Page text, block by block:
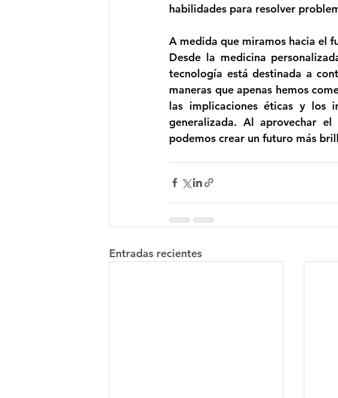
habilidades para resolver
A medida que miramos hacia el
Desde la medicina
tecnología está destinada a
maneras que apenas hemos
las implicaciones éticas y los
generalizada. Al aprovechar
podemos crear un futuro más
Entradas recientes